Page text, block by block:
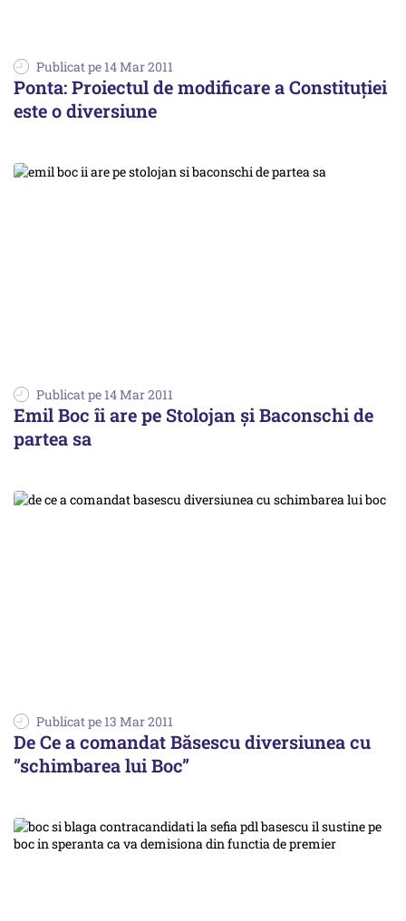
Publicat pe 14 Mar 2011
Ponta: Proiectul de modificare a Constituției
este o diversiune
Publicat pe 14 Mar 2011
Emil Boc îi are pe Stolojan și Baconschi de
partea sa
Publicat pe 13 Mar 2011
De Ce a comandat Băsescu diversiunea cu
”schimbarea lui Boc”